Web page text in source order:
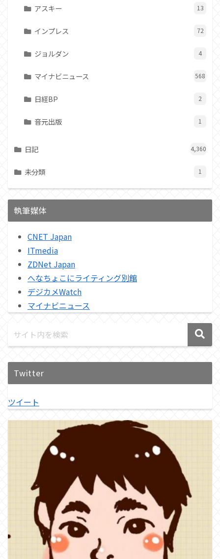
アスキー 13
インプレス 72
ジョルダン 4
マイナビニュース 568
日経BP 2
音元出版 1
日記 4,360
未分類 1
執筆媒体
CNET Japan
ITmedia
ZDNet Japan
へなちょこにライティング別館
デジカメWatch
マイナビニュース
Twitter
ツイート